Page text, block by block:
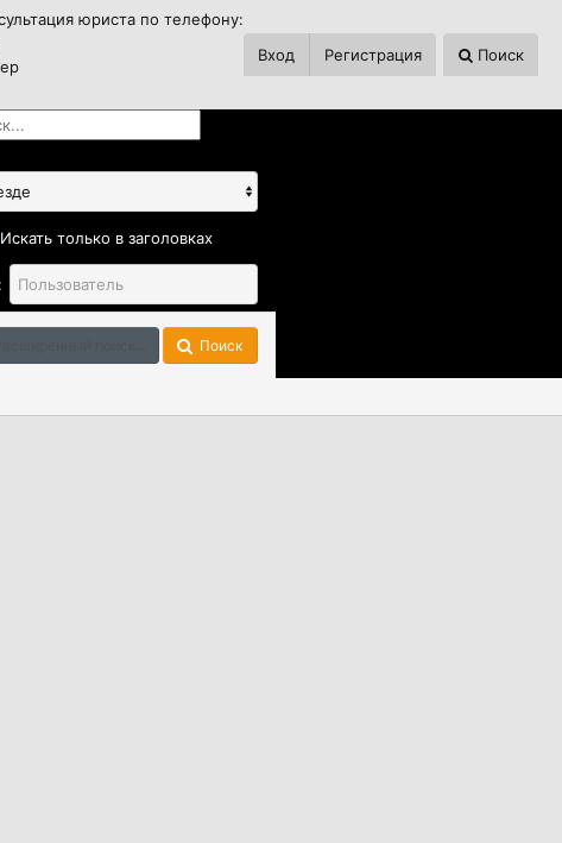
юриста по телефону:
Вход Регистрация Поиск
Искать только в заголовках
Поиск